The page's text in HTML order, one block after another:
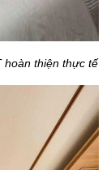
hoàn thiện thực tế